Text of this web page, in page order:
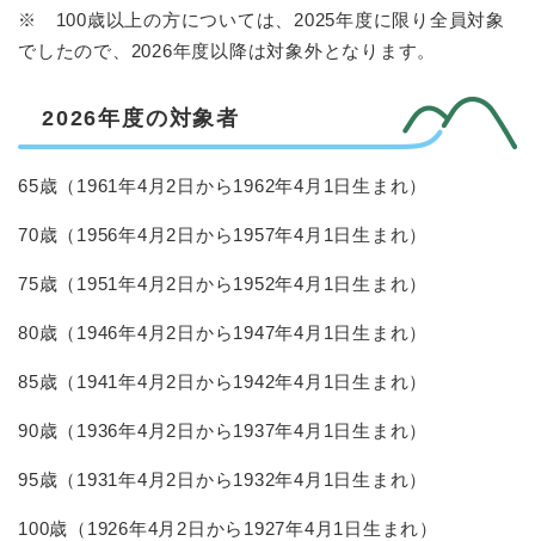
※ 100歳以上の方については、2025年度に限り全員対象
でしたので、2026年度以降は対象外となります。
2026年度の対象者
65歳（1961年4月2日から1962年4月1日生まれ）
70歳（1956年4月2日から1957年4月1日生まれ）
75歳（1951年4月2日から1952年4月1日生まれ）
80歳（1946年4月2日から1947年4月1日生まれ）
85歳（1941年4月2日から1942年4月1日生まれ）
90歳（1936年4月2日から1937年4月1日生まれ）
95歳（1931年4月2日から1932年4月1日生まれ）
100歳（1926年4月2日から1927年4月1日生まれ）